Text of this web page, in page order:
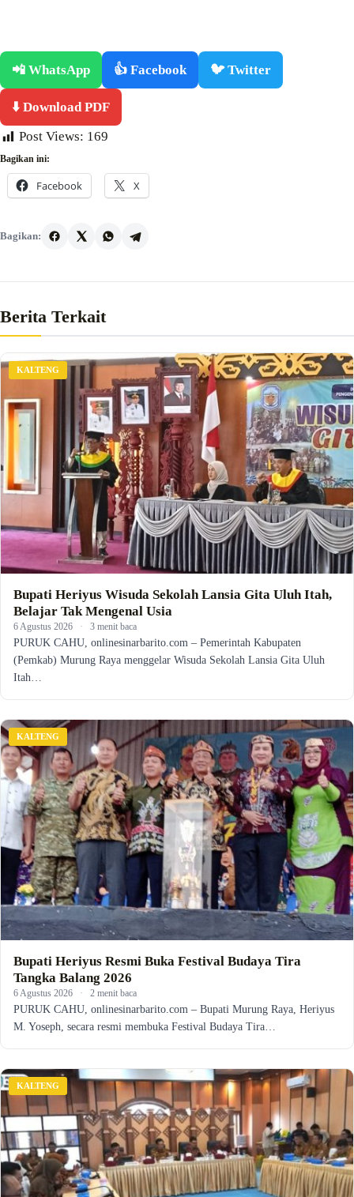
📲 WhatsApp 👍 Facebook 🐦 Twitter
⬇️ Download PDF
Post Views: 169
Bagikan ini:
Facebook X
Bagikan:
Berita Terkait
KALTENG
Bupati Heriyus Wisuda Sekolah Lansia Gita Uluh Itah,
Belajar Tak Mengenal Usia
6 Agustus 2026 · 3 menit baca
PURUK CAHU, onlinesinarbarito.com – Pemerintah Kabupaten
(Pemkab) Murung Raya menggelar Wisuda Sekolah Lansia Gita Uluh
Itah…
KALTENG
Bupati Heriyus Resmi Buka Festival Budaya Tira
Tangka Balang 2026
6 Agustus 2026 · 2 menit baca
PURUK CAHU, onlinesinarbarito.com – Bupati Murung Raya, Heriyus
M. Yoseph, secara resmi membuka Festival Budaya Tira…
KALTENG